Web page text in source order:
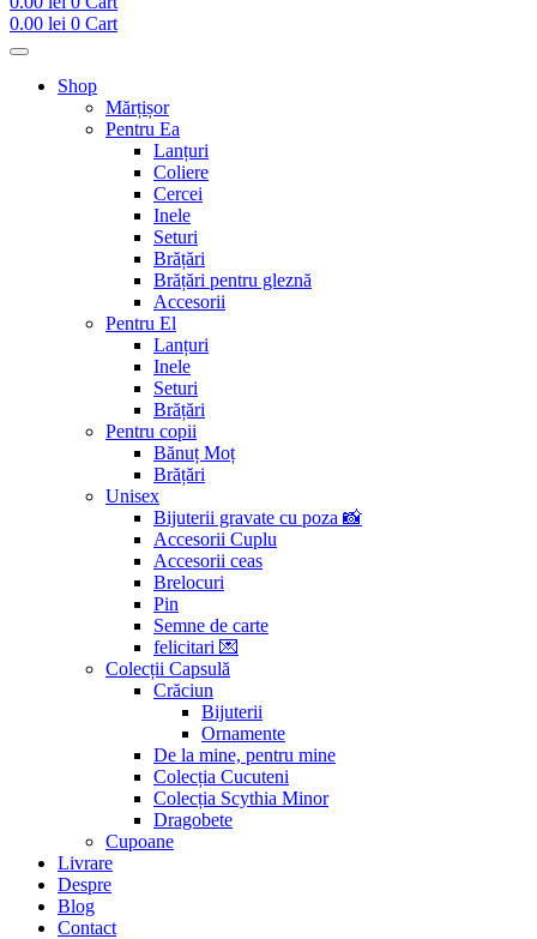
0.00 lei 0 Cart
Shop
Mărțișor
Pentru Ea
Lanțuri
Coliere
Cercei
Inele
Seturi
Brățări
Brățări pentru gleznă
Accesorii
Pentru El
Lanțuri
Inele
Seturi
Brățări
Pentru copii
Bănuț Moț
Brățări
Unisex
Bijuterii gravate cu poza 📸
Accesorii Cuplu
Accesorii ceas
Brelocuri
Pin
Semne de carte
felicitari 💌
Colecții Capsulă
Crăciun
Bijuterii
Ornamente
De la mine, pentru mine
Colecția Cucuteni
Colecția Scythia Minor
Dragobete
Cupoane
Livrare
Despre
Blog
Contact